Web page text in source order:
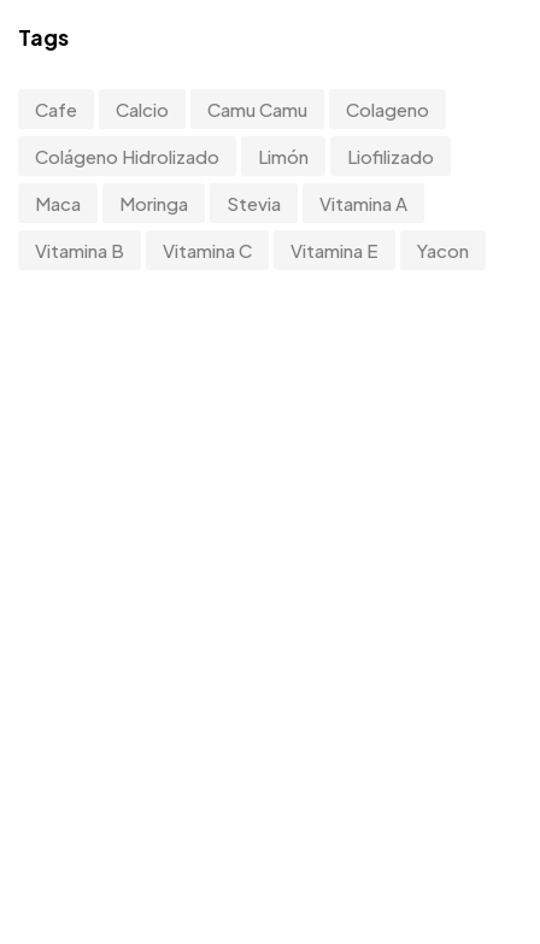
Tags
Cafe Calcio Camu Camu Colageno
Colágeno Hidrolizado Limón Liofilizado
Maca Moringa Stevia Vitamina A
Vitamina B Vitamina C Vitamina E Yacon